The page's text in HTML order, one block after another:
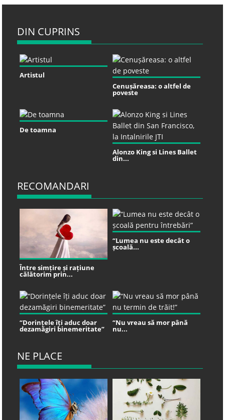
DIN CUPRINS
Artistul
Cenușăreasa: o altfel de
poveste
De toamna
Alonzo King si Lines Ballet
din...
RECOMANDARI
Între simțire și rațiune
călătorim prin...
“Lumea nu este decât o
școală...
“Dorințele îți aduc doar
dezamăgiri binemeritate”
“Nu vreau să mor până
nu...
NE PLACE